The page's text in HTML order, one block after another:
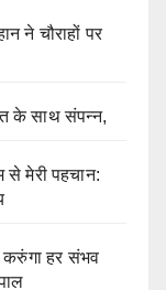
ने चौराहों पर
के साथ संपन्न,
से मेरी पहचान:
करुंगा हर संभव